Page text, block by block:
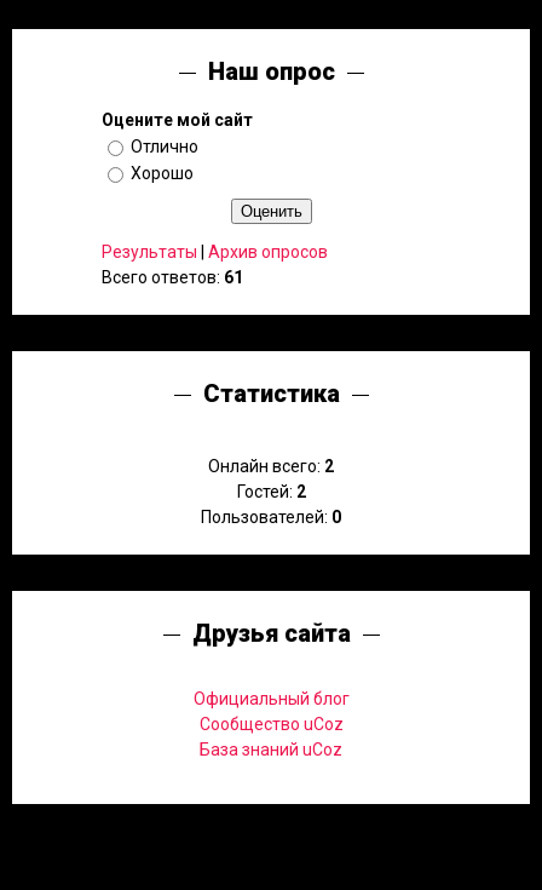
Наш опрос
Оцените мой сайт
Отлично
Хорошо
Результаты | Архив опросов
Всего ответов: 61
Статистика
Онлайн всего: 2
Гостей: 2
Пользователей: 0
Друзья сайта
Официальный блог
Сообщество uCoz
База знаний uCoz